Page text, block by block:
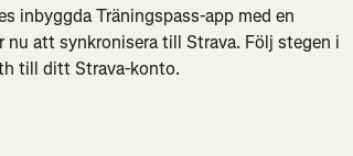
inbyggda Träningspass-app med en
att synkronisera till Strava. Följ stegen i
till ditt Strava-konto.